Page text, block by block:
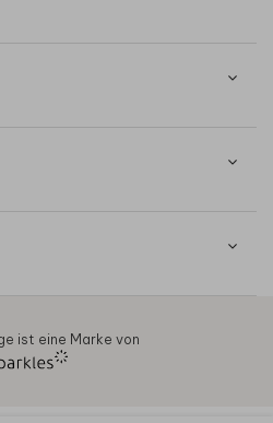
ist eine Marke von